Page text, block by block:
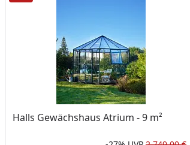
Halls Gewächshaus Atrium - 9 m²